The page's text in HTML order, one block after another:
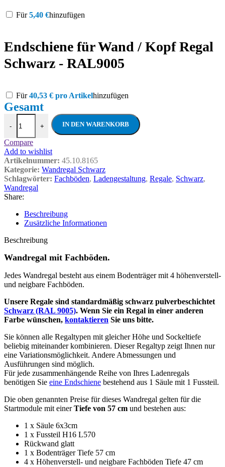
Für5,40 €hinzufügen
Endschiene für Wand / Kopf Regal
Schwarz - RAL9005
Für40,53 € pro Artikelhinzufügen
-Wandregal mit Fachböden - RAL9005 -
+ IN DEN WARENKORB
Compare
Add to wishlist
Artikelnummer: 45.10.8165
Kategorie: Wandregal Schwarz
Schlagwörter: Fachböden, Ladengestaltung, Regale, Schwarz,
Wandregal
Share:
Beschreibung
Zusätzliche Informationen
Beschreibung
Wandregal mit Fachböden.
Jedes Wandregal besteht aus einem Bodenträger mit 4 höhenverstell-
und neigbare Fachböden.
Unsere Regale sind standardmäßig schwarz pulverbeschichtet
Schwarz (RAL 9005). Wenn Sie ein Regal in einer anderen
Farbe wünschen, kontaktieren Sie uns bitte.
Sie können alle Regaltypen mit gleicher Höhe und Sockeltiefe
beliebig miteinander kombinieren. Dieser Regaltyp zeigt Ihnen nur
eine Variationsmöglichkeit. Andere Abmessungen und
Ausführungen sind möglich.
Für jede zusammenhängende Reihe von Ihres Ladenregals
benötigen Sie eine Endschiene bestehend aus 1 Säule mit 1 Fussteil.
Die oben genannten Preise für dieses Wandregal gelten für die
Startmodule mit einerTiefe von 57 cm und bestehen aus:
1 x Säule 6x3cm
1 x Fussteil H16 L570
Rückwand glatt
1 x Bodenträger Tiefe 57 cm
4 x Höhenverstell- und neigbare Fachböden Tiefe 47 cm